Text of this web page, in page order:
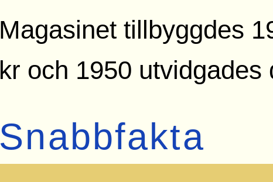
Magasinet tillbyggdes
kr och 1950 utvidgades
Snabbfakta